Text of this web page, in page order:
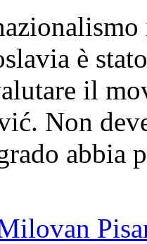
è
il
Non
abbia